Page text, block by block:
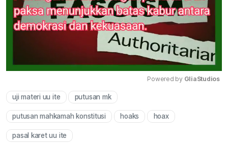
Powered by GliaStudios
uji materi uu ite putusan mk
putusan mahkamah konstitusi hoaks hoax
pasal karet uu ite